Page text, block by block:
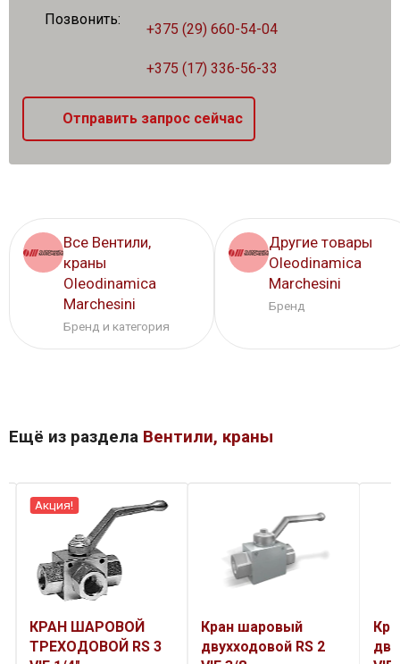
Позвонить:
+375 (29) 660-54-04
+375 (17) 336-56-33
Отправить запрос сейчас
Все Вентили,
краны
Oleodinamica
Marchesini
Бренд и категория
Другие товары
Oleodinamica
Marchesini
Бренд
Ещё из раздела Вентили, краны
Кран шаровый
двухходовой RS 2
Кран шаровый
двухходовой RS 2